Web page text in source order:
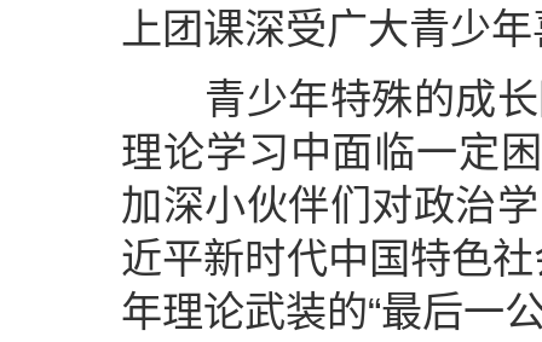
上团课深受广大青少
青少年特殊的成长
理论学习中面临一定
加深小伙伴们对政治
近平新时代中国特色社
年理论武装的“最后一